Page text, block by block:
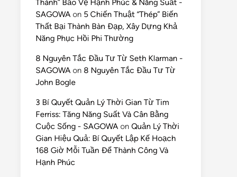
Thành” Bảo Vệ Hạnh Phúc & Năng Suất -
SAGOWA on 5 Chiến Thuật “Thép” Biến
Thất Bại Thành Bàn Đạp, Xây Dựng Khả
Năng Phục Hồi Phi Thường
8 Nguyên Tắc Đầu Tư Từ Seth Klarman -
SAGOWA on 8 Nguyên Tắc Đầu Tư Từ
John Bogle
3 Bí Quyết Quản Lý Thời Gian Từ Tim
Ferriss: Tăng Năng Suất Và Cân Bằng
Cuộc Sống - SAGOWA on Quản Lý Thời
Gian Hiệu Quả: Bí Quyết Lập Kế Hoạch
168 Giờ Mỗi Tuần Để Thành Công Và
Hạnh Phúc